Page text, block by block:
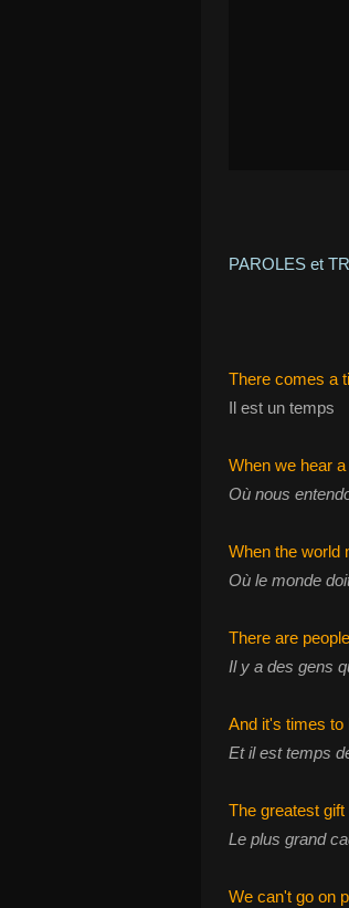
PAROLES et
There comes a
Il est un temps
When we hear
Où nous
When the world
Où le monde
There are
Il y a des gens
And it's times to
Et il est temps
The greatest gift
Le plus grand
We can't go on